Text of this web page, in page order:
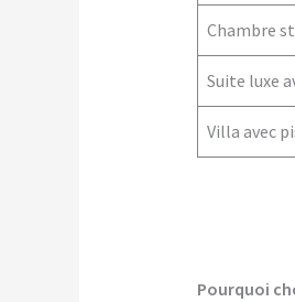
Chambre
Suite luxe
Villa avec
Pourquoi